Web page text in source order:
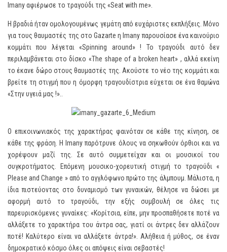
Imany αφιέρωσε το τραγούδι της «Seat with me».
Η βραδιά ήταν ομολογουμένως γεμάτη από ευχάριστες εκπλήξεις. Μόνο
για τους θαυμαστές της στο Gazarte η Imany παρουσίασε ένα καινούριο
κομμάτι που λέγεται «Spinning around» ! Το τραγούδι αυτό δεν
περιλαμβάνεται στο δίσκο «The shape of a broken heart» , αλλά εκείνη
το έκανε δώρο στους θαυμαστές της. Ακούστε το νέο της κομμάτι και
βρείτε τη στιγμή που η όμορφη τραγουδίστρια εύχεται σε ένα θαμώνα
«Στην υγειά μας !»..
Ο επικοινωνιακός της χαρακτήρας φαινόταν σε κάθε της κίνηση, σε
κάθε της φράση. Η Imany παρότρυνε όλους να σηκωθούν όρθιοι και να
χορέψουν μαζί της. Σε αυτό συμμετείχαν και οι μουσικοί του
συγκροτήματος. Επόμενη μουσικο-χορευτική στιγμή το τραγούδι «
Please and Change » από το αγγλόφωνο πρώτο της άλμπουμ. Μάλιστα, η
ίδια πιστεύοντας στο δυναμισμό των γυναικών, θέλησε να δώσει με
αφορμή αυτό το τραγούδι, την εξής συμβουλή σε όλες τις
παρευρισκόμενες γυναίκες: «Κορίτσια, είπε, μην προσπαθήσετε ποτέ να
αλλάξετε το χαρακτήρα του άντρα σας, γιατί οι άντρες δεν αλλάζουν
ποτέ! Καλύτερο είναι να αλλάξετε άντρα!». Αλήθεια ή μύθος, σε έναν
δημοκρατικό κόσμο όλες οι απόψεις είναι σεβαστές!